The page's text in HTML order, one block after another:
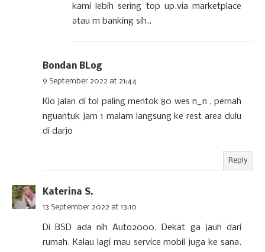
kami lebih sering top up.via marketplace
atau m banking sih..
Bondan BLog
9 September 2022 at 21:44
Klo jalan di tol paling mentok 80 wes n_n , pernah
nguantuk jam 1 malam langsung ke rest area dulu
di darjo
Reply
Katerina S.
13 September 2022 at 13:10
Di BSD ada nih Auto2000. Dekat ga jauh dari
rumah. Kalau lagi mau service mobil juga ke sana.